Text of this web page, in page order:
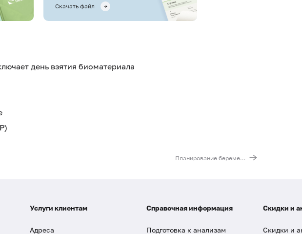
Скачать файл
день взятия биоматериала
Планирование беременности - обязательные анализы
Услуги клиентам
Адреса
Справочная информация
Подготовка к анализам
Скидки и
Скидки и